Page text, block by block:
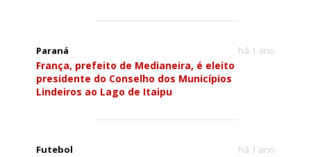
Paraná há 1 ano
França, prefeito de Medianeira, é eleito
presidente do Conselho dos Municípios
Lindeiros ao Lago de Itaipu
Futebol há 1 ano